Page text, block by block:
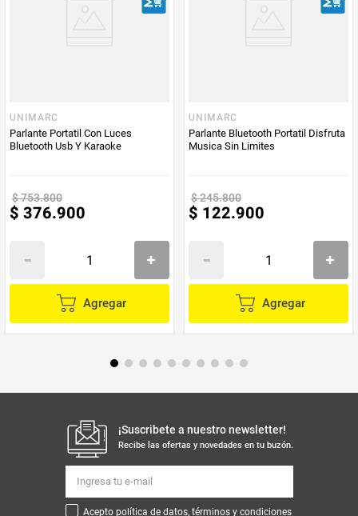
Vendido por Pallevarlo
UNIMARC
Parlante Portatil Con Luces
Bluetooth Usb Y Karaoke
$753.800
$ 376.900
Agregar
UNIMARC
Parlante Bluetooth Portatil Disfruta
Musica Sin Limites
$245.800
$ 122.900
Agregar
¡Suscribete a nuestro newsletter!
Recibe las ofertas y novedades en tu buzón.
Acepto política de datos, términos y condiciones